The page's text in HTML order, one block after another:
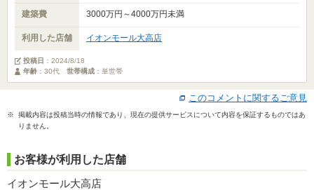
建築費 3000万円～4000万円未満
利用した店舗 イオンモール大高店
投稿日 ： 2024/8/18
年齢 ：30代 世帯構成 ：単世帯
このコメントに関するご意見
※ 掲載内容は投稿当時の情報であり、現在の提供サービスについて内容を保証するものではあ
りません。
お客様が利用した店舗
イオンモール大高店